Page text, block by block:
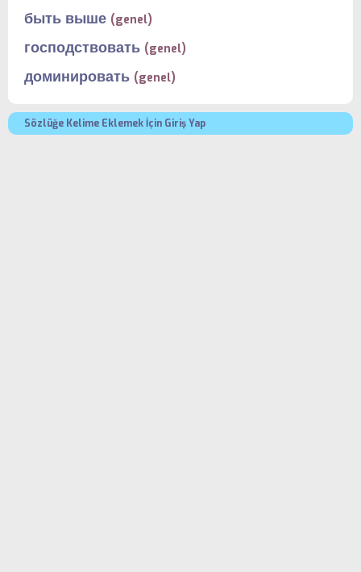
быть выше (genel)
господствовать (genel)
доминировать (genel)
Sözlüğe Kelime Eklemek İçin Giriş Yap